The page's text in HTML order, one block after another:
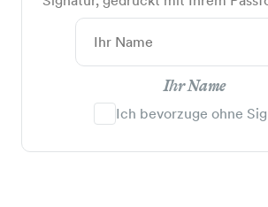
Ihr Name
Ich bevorzuge ohne